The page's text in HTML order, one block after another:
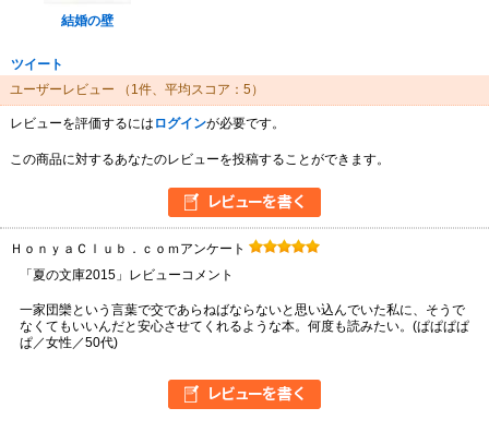
結婚の壁
ツイート
ユーザーレビュー
（1件、平均スコア：5）
レビューを評価するには ログインが必要です。
この商品に対するあなたのレビューを投稿することができます。
ＨｏｎｙａＣｌｕｂ．ｃｏｍアンケート
「夏の文庫2015」レビューコメント
一家団欒という言葉で交であらねばならないと思い込んでいた私に、そうで
なくてもいいんだと安心させてくれるような本。何度も読みたい。(ぱぱぱぱ
ぱ／女性／50代)